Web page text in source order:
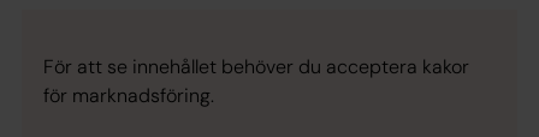
För att se innehållet behöver du acceptera kakor
för marknadsföring.